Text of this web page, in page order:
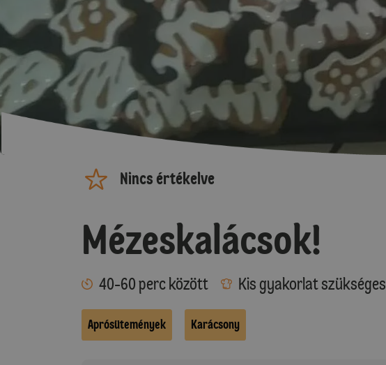
Nincs értékelve
Mézeskalácsok!
40-60 perc között Kis gyakorlat szükséges
Aprósütemények Karácsony